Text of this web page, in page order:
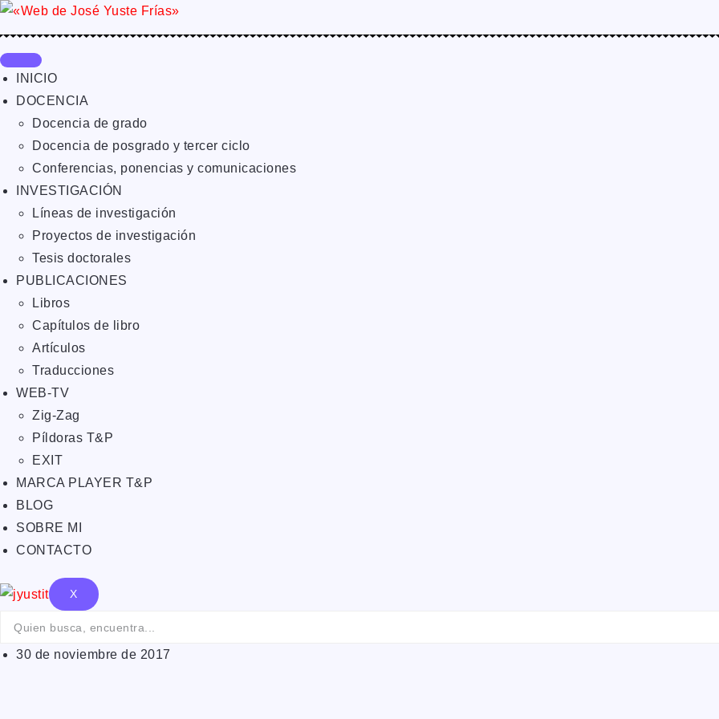
INICIO
DOCENCIA
Docencia de grado
Docencia de posgrado y tercer ciclo
Conferencias, ponencias y comunicaciones
INVESTIGACIÓN
Líneas de investigación
Proyectos de investigación
Tesis doctorales
PUBLICACIONES
Libros
Capítulos de libro
Artículos
Traducciones
WEB-TV
Zig-Zag
Píldoras T&P
EXIT
MARCA PLAYER T&P
BLOG
SOBRE MI
CONTACTO
X
30 de noviembre de 2017